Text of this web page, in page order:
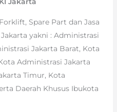
Spare Part dan Jasa
yakni : Administrasi
Jakarta Barat, Kota
Administrasi Jakarta
Timur, Kota
Daerah Khusus Ibukota